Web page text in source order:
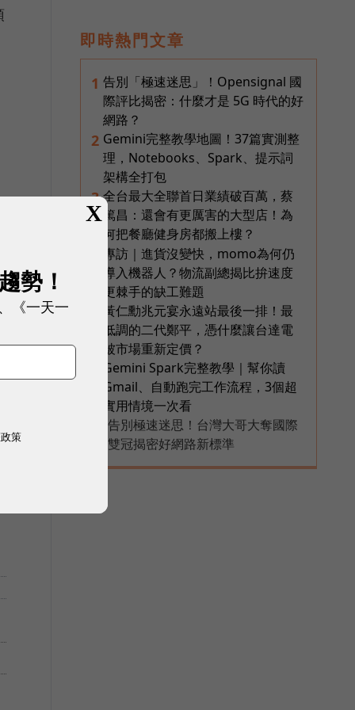
即時熱門文章
1 告別「極速迷思」！Opensignal 國
際評比揭密：什麼才是 5G 時代的好
網路？
2 Gemini完整教學地圖！37篇實測整
理，Notebooks、Spark、提示詞
架構全打包
3 全台最大全聯首日業績破百萬，蔡
篤昌：還會有更厲害的大型店！為
何把餐廳健身房都搬上樓？
專訪｜進貨沒變快，momo為何仍
導入機器人？物流副總揭比拚速度
更棘手的缺工難題
黃仁勳兆元宴永遠站最後一排！最
低調的二代鄭平，憑什麼讓台達電
被市場重新定價？
Gemini Spark完整教學｜幫你讀
Gmail、自動跑完工作流程，3個超
實用情境一次看
告別極速迷思！台灣大哥大奪國際
雙冠揭密好網路新標準
X
勢！
《一天一
策